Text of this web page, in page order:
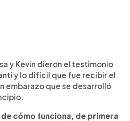
y Kevin dieron el testimonio
y lo difícil que fue recibir el
embarazo que se desarrolló
cómo funciona, de primera